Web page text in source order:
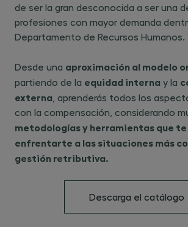
de ser la gran desconocida a ser una
profesiones con mayor demanda
Departamento de Recursos Humanos.
Desde una ​ aproximación al modelo
partiendo de la ​ equidad interna y la ​
externa , aprenderás todos los
con la compensación, considerando
metodologías y herramientas que
enfrentarte a las situaciones más
gestión retributiva.
Descarga el catálogo